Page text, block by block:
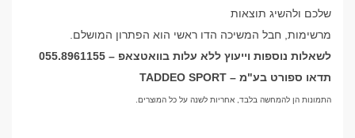
שלכם ולהשיג תוצאות
מרשימות, חבל המשיכה הדו ראשי הוא הפתרון המושלם.
לשאלות נוספות וייעוץ ללא עלות בוואטצאפ – 055.8961155
תדאו ספורט בע"מ – TADDEO SPORT
התמונות הן להמחשה בלבד, אחריות לשנה על כל המוצרים.